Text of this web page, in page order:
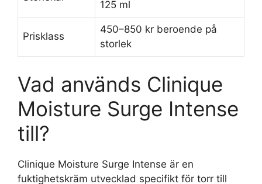
125 ml
Prisklass
450–850 kr beroende på
storlek
Vad används Clinique
Moisture Surge Intense
till?
Clinique Moisture Surge Intense är en
fuktighetskräm utvecklad specifikt för torr till